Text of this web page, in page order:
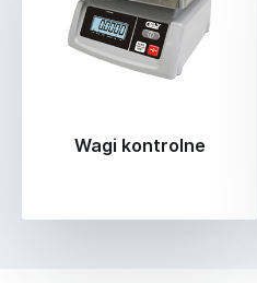
Wagi kontrolne